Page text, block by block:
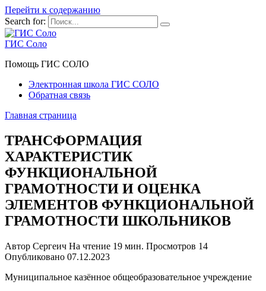
Перейти к содержанию
Search for:
ГИС Соло
Помощь ГИС СОЛО
Электронная школа ГИС СОЛО
Обратная связь
Главная страница
ТРАНСФОРМАЦИЯ
ХАРАКТЕРИСТИК
ФУНКЦИОНАЛЬНОЙ
ГРАМОТНОСТИ И ОЦЕНКА
ЭЛЕМЕНТОВ ФУНКЦИОНАЛЬНОЙ
ГРАМОТНОСТИ ШКОЛЬНИКОВ
Автор Сергеич На чтение 19 мин. Просмотров 14
Опубликовано 07.12.2023
Муниципальное казённое общеобразовательное учреждение